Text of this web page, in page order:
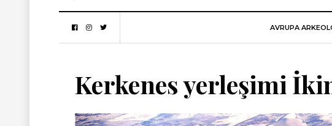
AVRUPA
Kerkenes yerleşimi